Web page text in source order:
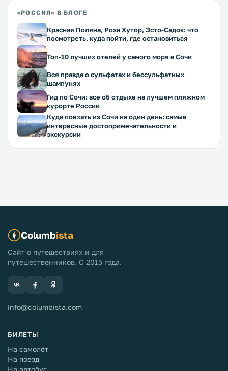
«РОССИЯ» В БЛОГЕ
Красная Поляна, Роза Хутор, Эсто-Садок: что
посмотреть, куда пойти, где остановиться
Топ-10 лучших отелей у самого моря в Сочи
Вся правда о сульфатах и бессульфатных
шампунях
Гид по Сочи: все об отдыхе на лучшем пляжном
курорте России
Куда поехать из Сочи на один день: самые
интересные достопримечательности и
экскурсии
Columbista
Сайт о путешествиях и для
путешественников. С 2015 года.
info@columbista.com
БИЛЕТЫ
На самолёт
На поезд
На автобус